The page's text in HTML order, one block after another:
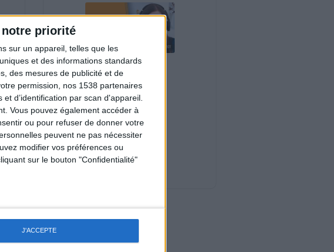
priorité
sur un appareil, telles que les
et des informations standards
des mesures de publicité et de
permission, nos 1538 partenaires
d’identification par scan d'appareil.
Vous pouvez également accéder à
ou pour refuser de donner votre
peuvent ne pas nécessiter
modifier vos préférences ou
sur le bouton "Confidentialité"
J'ACCEPTE
Le plan à 1600
calories est-il trop
copieux ?
Consultation
diététique du
Webinaires en direct
Nouveautés